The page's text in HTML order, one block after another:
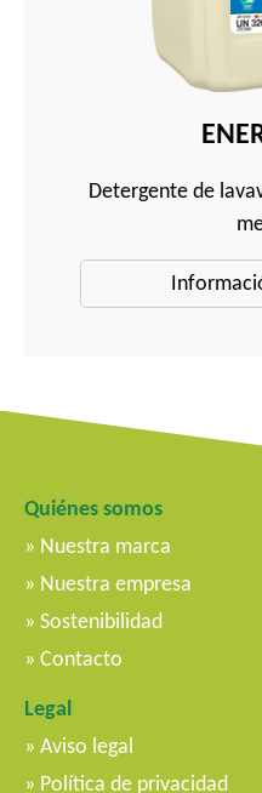
Detergente de
Quiénes somos
Nuestra marca
Nuestra empresa
Sostenibilidad
Contacto
Legal
Aviso legal
Política de privacidad